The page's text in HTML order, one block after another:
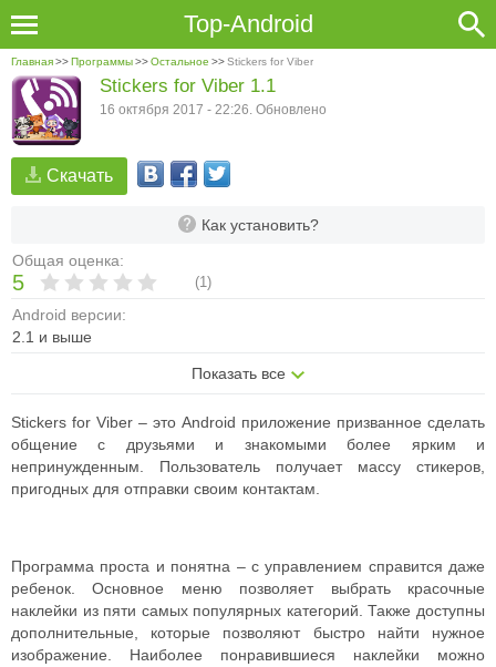
Top-Android
Главная>>Программы>>Остальное >>Stickers for Viber
Скачать
Как установить?
Общая оценка:
5 (1)
Android версии:
2.1 и выше
Показать все
Stickers for Viber 1.1
16 октября 2017 - 22:26. Обновлено
Stickers for Viber – это Android приложение призванное сделать
общение с друзьями и знакомыми более ярким и
непринужденным. Пользователь получает массу стикеров,
пригодных для отправки своим контактам.
Программа проста и понятна – с управлением справится даже
ребенок. Основное меню позволяет выбрать красочные
наклейки из пяти самых популярных категорий. Также доступны
дополнительные, которые позволяют быстро найти нужное
изображение. Наиболее понравившиеся наклейки можно